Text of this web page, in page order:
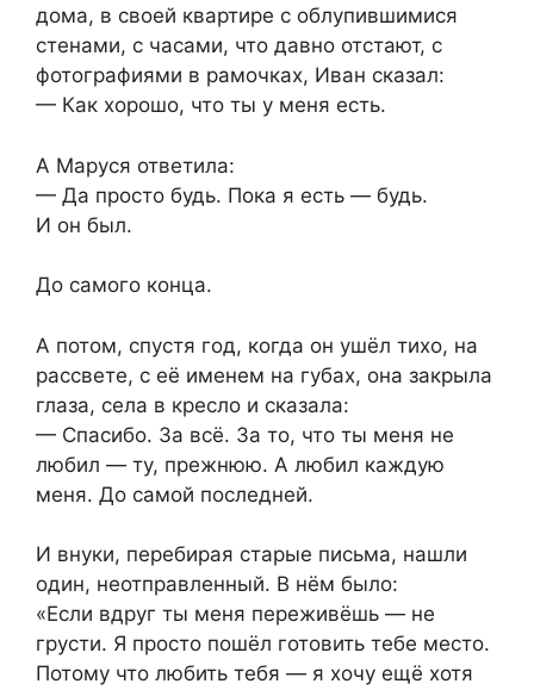
дома, в своей квартире с облупившимися
стенами, с часами, что давно отстают, с
фотографиями в рамочках, Иван сказал:
— Как хорошо, что ты у меня есть.
А Маруся ответила:
— Да просто будь. Пока я есть — будь.
И он был.
До самого конца.
А потом, спустя год, когда он ушёл тихо, на
рассвете, с её именем на губах, она закрыла
глаза, села в кресло и сказала:
— Спасибо. За всё. За то, что ты меня не
любил — ту, прежнюю. А любил каждую
меня. До самой последней.
И внуки, перебирая старые письма, нашли
один, неотправленный. В нём было:
«Если вдруг ты меня переживёшь — не
грусти. Я просто пошёл готовить тебе место.
Потому что любить тебя — я хочу ещё хотя